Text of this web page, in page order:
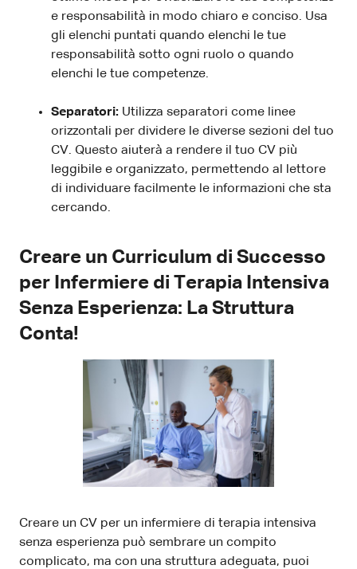
e responsabilità in modo chiaro e conciso. Usa
gli elenchi puntati quando elenchi le tue
responsabilità sotto ogni ruolo o quando
elenchi le tue competenze.
Separatori: Utilizza separatori come linee
orizzontali per dividere le diverse sezioni del tuo
CV. Questo aiuterà a rendere il tuo CV più
leggibile e organizzato, permettendo al lettore
di individuare facilmente le informazioni che sta
cercando.
Creare un Curriculum di Successo
per Infermiere di Terapia Intensiva
Senza Esperienza: La Struttura
Conta!
Creare un CV per un infermiere di terapia intensiva
senza esperienza può sembrare un compito
complicato, ma con una struttura adeguata, puoi